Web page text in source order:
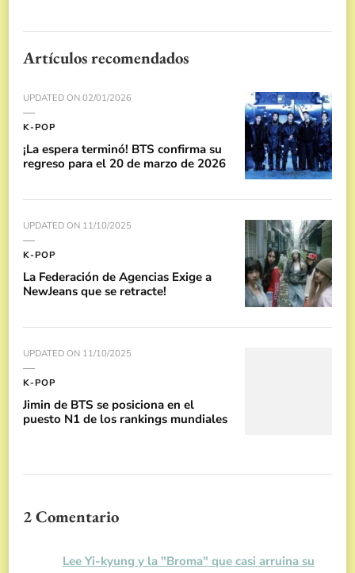
Artículos recomendados
UPDATED ON 02/01/2026
K-POP
¡La espera terminó! BTS confirma su
regreso para el 20 de marzo de 2026
UPDATED ON 11/10/2025
K-POP
La Federación de Agencias Exige a
NewJeans que se retracte!
UPDATED ON 11/10/2025
K-POP
Jimin de BTS se posiciona en el
puesto N1 de los rankings mundiales
2 Comentario
Lee Yi-kyung y la "Broma" que casi arruina su